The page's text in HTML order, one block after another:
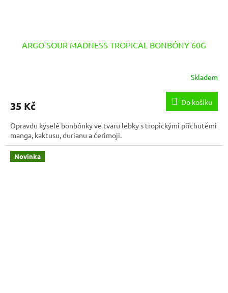
ARGO SOUR MADNESS TROPICAL BONBÓNY 60G
Skladem
35 Kč Do košíku
Opravdu kyselé bonbónky ve tvaru lebky s tropickými příchutěmi
manga, kaktusu, durianu a čerimoji.
Novinka